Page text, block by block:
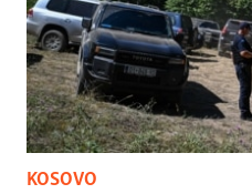
KOSOVO